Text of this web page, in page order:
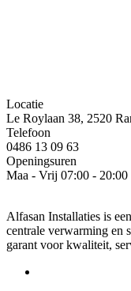
Locatie
Le Roylaan 38, 2520
Telefoon
0486 13 09 63
Openingsuren
Maa - Vrij 07:00 - 20:00
Alfasan Installaties is
centrale verwarming en
garant voor kwaliteit,